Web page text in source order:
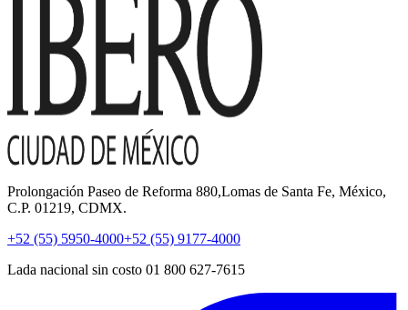
Prolongación Paseo de Reforma 880,Lomas de Santa Fe, México,
C.P. 01219, CDMX.
+52 (55) 5950-4000+52 (55) 9177-4000
Lada nacional sin costo 01 800 627-7615